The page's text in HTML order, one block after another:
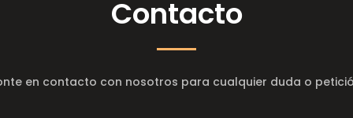
Contacto
en contacto con nosotros para cualquier duda o